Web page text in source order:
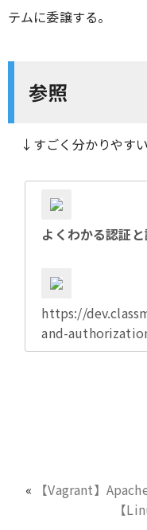
テムに委譲する。
参照
↓すごく分かりやすい
よくわかる認証
https://
and-
«
【Vagrant】
【